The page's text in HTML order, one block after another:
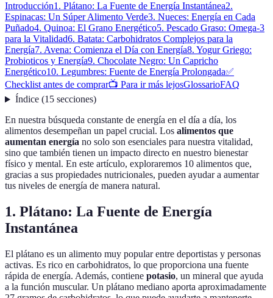
Introducción1. Plátano: La Fuente de Energía Instantánea2.
Espinacas: Un Súper Alimento Verde3. Nueces: Energía en Cada
Puñado4. Quinoa: El Grano Energético5. Pescado Graso: Omega-3
para la Vitalidad6. Batata: Carbohidratos Complejos para la
Energía7. Avena: Comienza el Día con Energía8. Yogur Griego:
Probioticos y Energía9. Chocolate Negro: Un Capricho
Energético10. Legumbres: Fuente de Energía Prolongada✅
Checklist antes de comprar📺 Para ir más lejosGlossarioFAQ
Índice(15 secciones)
En nuestra búsqueda constante de energía en el día a día, los
alimentos desempeñan un papel crucial. Los alimentos que
aumentan energía no solo son esenciales para nuestra vitalidad,
sino que también tienen un impacto directo en nuestro bienestar
físico y mental. En este artículo, exploraremos 10 alimentos que,
gracias a sus propiedades nutricionales, pueden ayudar a aumentar
tus niveles de energía de manera natural.
1. Plátano: La Fuente de Energía
Instantánea
El plátano es un alimento muy popular entre deportistas y personas
activas. Es rico en carbohidratos, lo que proporciona una fuente
rápida de energía. Además, contiene potasio, un mineral que ayuda
a la función muscular. Un plátano mediano aporta aproximadamente